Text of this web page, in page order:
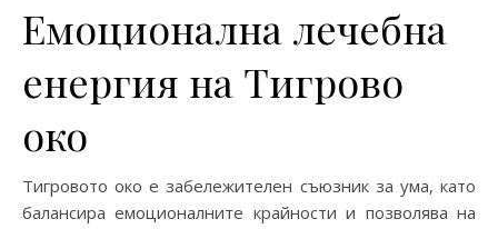
Емоционална лечебна
енергия на Тигрово
око
Тигровото око е забележителен съюзник за ума, като
балансира емоционалните крайности и позволява на